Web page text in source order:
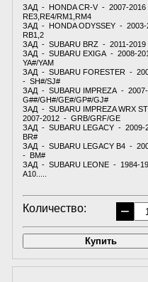
ЗАД - HONDA CR-V - 2007-
RE3,RE4/RM1,RM4
ЗАД - HONDA ODYSSEY -
RB1,2
ЗАД - SUBARU BRZ - 2011-
ЗАД - SUBARU EXIGA - 2008-
YA#/YAM
ЗАД - SUBARU FORESTER -
- SH#/SJ#
ЗАД - SUBARU IMPREZA -
G##/GH#/GE#/GP#/GJ#
ЗАД - SUBARU IMPREZA WRX
2007-2012 - GRB/GRF/GE
ЗАД - SUBARU LEGACY -
BR#
ЗАД - SUBARU LEGACY B4 -
- BM#
ЗАД - SUBARU LEONE - 1984-
A10.....
Количество: −
Купить